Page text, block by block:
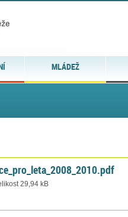
MLÁDEŽ
29,94 kB